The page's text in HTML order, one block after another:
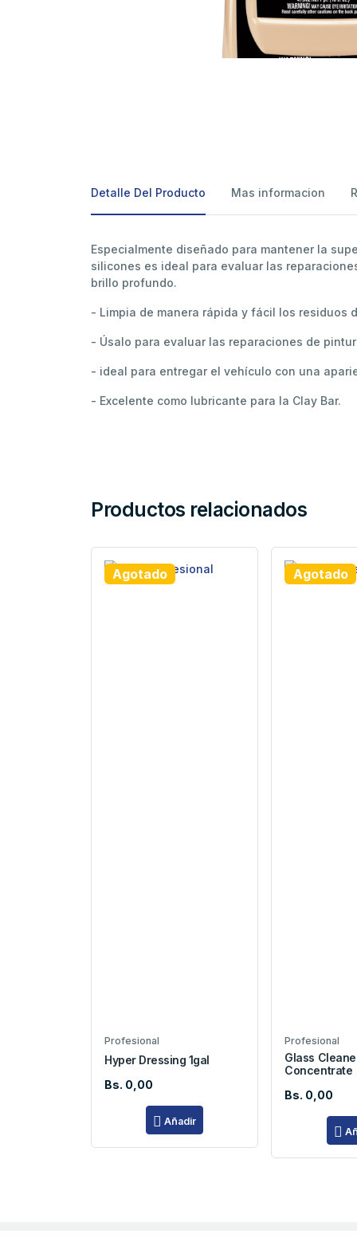
Detalle Del Producto Mas informacion
Especialmente diseñado para mantener la
silicones es ideal para evaluar las
brillo profundo.
- Limpia de manera rápida y fácil los
- Úsalo para evaluar las reparaciones de
- ideal para entregar el vehículo con una
- Excelente como lubricante para la Clay Bar.
Productos relacionados
Agotado
Profesional
Hyper Dressing 1gal
Bs. 0,00
Añadir
Agotado
Profesional
Glass
Concentrate
Bs. 0,00